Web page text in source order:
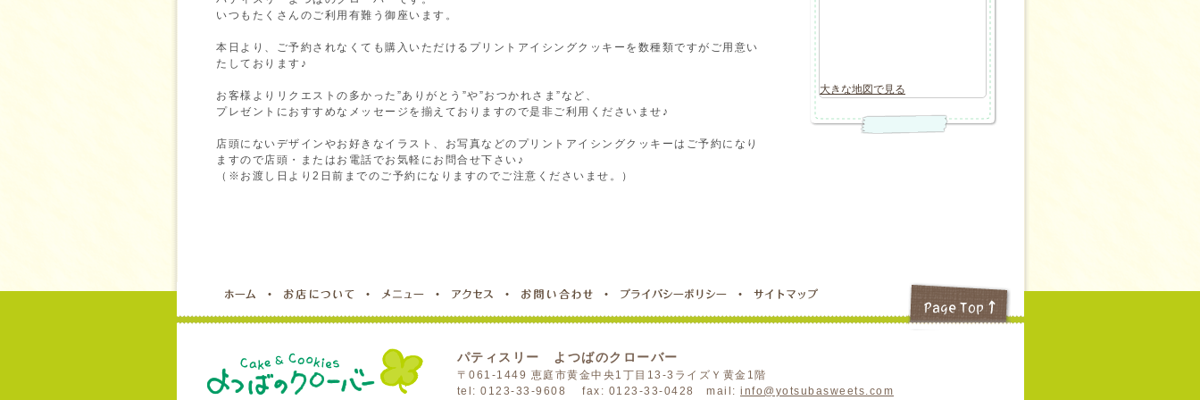
いつもたくさんのご利用有難う御座います。
本日より、ご予約されなくても購入いただけるプリントアイシングクッキーを数種類ですがご用意い
たしております♪
お客様よりリクエストの多かった”ありがとう”や”おつかれさま”など、
プレゼントにおすすめなメッセージを揃えておりますので是非ご利用くださいませ♪
店頭にないデザインやお好きなイラスト、お写真などのプリントアイシングクッキーはご予約になり
ますので店頭・またはお電話でお気軽にお問合せ下さい♪
（※お渡し日より2日前までのご予約になりますのでご注意くださいませ。）
大きな地図で見る
パティスリー よつばのクローバー
〒061-1449 恵庭市黄金中央1丁目13-3ライズＹ黄金1階
tel: 0123-33-9608 fax: 0123-33-0428 mail: info@yotsubasweets.com